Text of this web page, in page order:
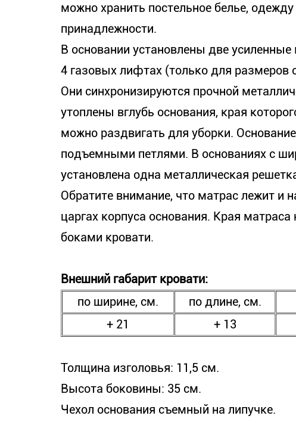
можно хранить постельное белье,
принадлежности.
В основании установлены две
4 газовых лифтах (только для
Они синхронизируются прочной
утоплены вглубь основания, края
можно раздвигать для уборки.
подъемными петлями. В основаниях с
установлена одна металлическая
Обратите внимание, что матрас лежит и
царгах корпуса основания. Края матраса
боками кровати.
Внешний габарит кровати:
по ширине, см.
по длине, см.
+ 21
+ 13
Толщина изголовья: 11,5 см.
Высота боковины: 35 см.
Чехол основания съемный на липучке.